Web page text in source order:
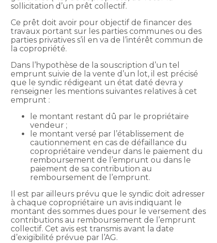
sollicitation d’un prêt collectif.
Ce prêt doit avoir pour objectif de financer des
travaux portant sur les parties communes ou des
parties privatives s’il en va de l’intérêt commun de
la copropriété.
Dans l’hypothèse de la souscription d’un tel
emprunt suivie de la vente d’un lot, il est précisé
que le syndic rédigeant un état daté devra y
renseigner les mentions suivantes relatives à cet
emprunt :
le montant restant dû par le propriétaire
vendeur ;
le montant versé par l’établissement de
cautionnement en cas de défaillance du
copropriétaire vendeur dans le paiement du
remboursement de l’emprunt ou dans le
paiement de sa contribution au
remboursement de l’emprunt.
Il est par ailleurs prévu que le syndic doit adresser
à chaque copropriétaire un avis indiquant le
montant des sommes dues pour le versement des
contributions au remboursement de l’emprunt
collectif. Cet avis est transmis avant la date
d’exigibilité prévue par l’AG.